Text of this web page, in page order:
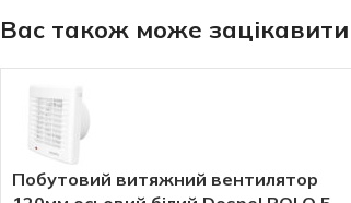
Вас також може зацікавити
Побутовий витяжний вентилятор